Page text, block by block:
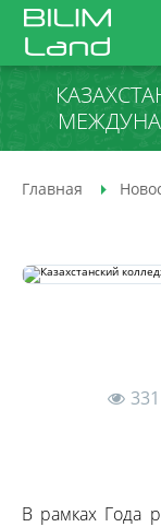
Главная
331
В рамках Года